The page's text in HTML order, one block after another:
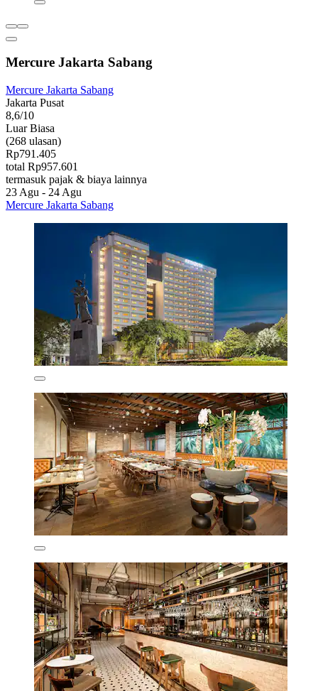
Mercure Jakarta Sabang
Mercure Jakarta Sabang
Jakarta Pusat
8,6/10
Luar Biasa
(268 ulasan)
Rp791.405
total Rp957.601
termasuk pajak & biaya lainnya
23 Agu - 24 Agu
Mercure Jakarta Sabang